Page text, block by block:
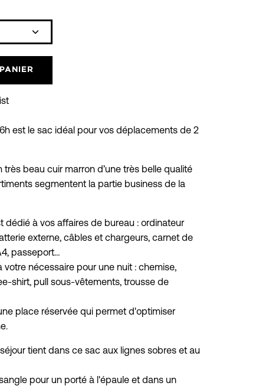
est le sac idéal pour vos déplacements de 2
très beau cuir marron d’une très belle qualité
segmentent la partie business de la
dédié à vos affaires de bureau : ordinateur
externe, câbles et chargeurs, carnet de
passeport…
votre nécessaire pour une nuit : chemise,
shirt, pull sous-vêtements, trousse de
place réservée qui permet d'optimiser
séjour tient dans ce sac aux lignes sobres et au
sangle pour un porté à l'épaule et dans un